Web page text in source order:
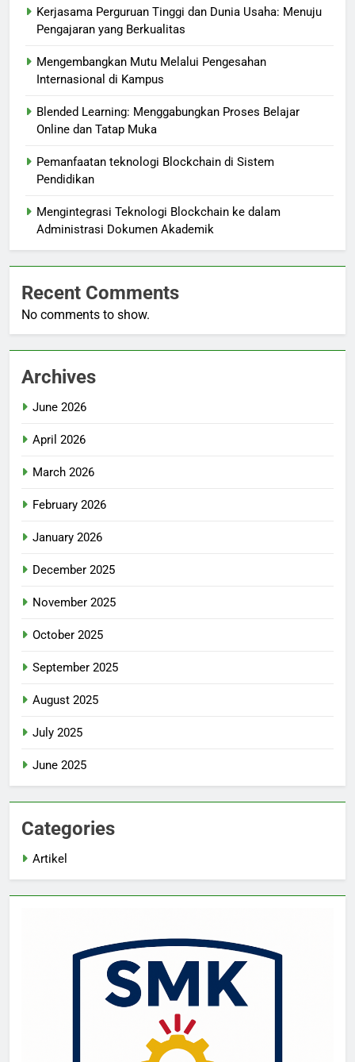
Kerjasama Perguruan Tinggi dan Dunia Usaha: Menuju
Pengajaran yang Berkualitas
Mengembangkan Mutu Melalui Pengesahan
Internasional di Kampus
Blended Learning: Menggabungkan Proses Belajar
Online dan Tatap Muka
Pemanfaatan teknologi Blockchain di Sistem
Pendidikan
Mengintegrasi Teknologi Blockchain ke dalam
Administrasi Dokumen Akademik
Recent Comments
No comments to show.
Archives
June 2026
April 2026
March 2026
February 2026
January 2026
December 2025
November 2025
October 2025
September 2025
August 2025
July 2025
June 2025
Categories
Artikel